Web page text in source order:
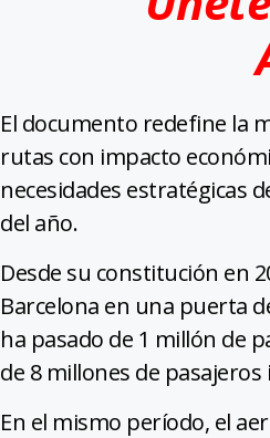
El documento redefine la
rutas con impacto
necesidades estratégicas
del año.
Desde su constitución en
Barcelona en una puerta
ha pasado de 1 millón de
de 8 millones de
En el mismo período, el